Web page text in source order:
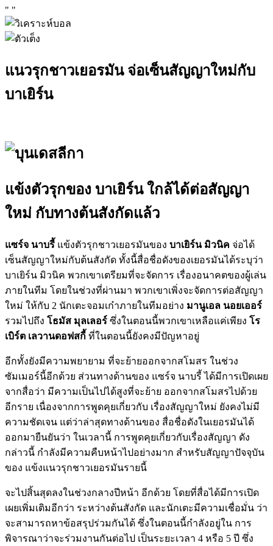
" "
แนวรุกชาวเยอรมัน จ่อเซ็นสัญญาใหม่กับ
บาเยิร์น
แข้งตัวรุกของ บาเยิร์น ใกล้ได้ต่อสัญญา
ใหม่ กับทางต้นสังกัดแล้ว
แซร์จ นาบรี้ แข้งตัวรุกชาวเยอรมันของ บาเยิร์น มิวนิค จ่อได้
เซ็นสัญญาใหม่กับต้นสังกัด ทั้งนี้สื่อชื่อดังของเยอรมันได้ระบุว่า
บาเยิร์น มิวนิค พวกเขาเตรียมที่จะจัดการ เรื่องอนาคตของผู้เล่น
ภายในทีม โดยในช่วงที่ผ่านมา พวกเขาเพิ่งจะจัดการต่อสัญญา
ใหม่ ให้กับ 2 นักเตะจอมเก๋าภายในทีมอย่าง มานูเอล นอยเออร์
รวมไปถึง โธมัส มุลเลอร์ ซึ่งในตอนนี้พวกเขาเหลือแค่เพียง โร
เบิร์ต เลวานดอฟสกี้ ที่ในตอนนี้ยังคงมีปัญหาอยู่
อีกทั้งยังมีความพยายาม ที่จะย้ายออกจากสโมสร ในช่วง
ซัมเมอร์นี้อีกด้วย ส่วนทางด้านของ แซร์จ นาบรี้ ได้มีการเปิดเผย
จากสื่อว่า มีความเป็นไปได้สูงที่จะย้าย ออกจากสโมสรไปด้วย
อีกราย เนื่องจากการพูดคุยเกี่ยวกับ เรื่องสัญญาใหม่ ยังคงไม่มี
ความชัดเจน แต่ว่าล่าสุดทางด้านของ สื่อชื่อดังในเยอรมันได้
ออกมายืนยันว่า ในเวลานี้ การพูดคุยเกี่ยวกับเรื่องสัญญา ดัง
กล่าวนี้ กำลังมีความคืบหน้าไปอย่างมาก สำหรับสัญญาปัจจุบัน
ของ แข้งแนวรุกชาวเยอรมันรายนี้
จะไปสิ้นสุดลงในช่วงกลางปีหน้า อีกด้วย โดยที่สื่อได้มีการเปิด
เผยเพิ่มเติมอีกว่า ระหว่างต้นสังกัด และนักเตะมีความเชื่อมั่น ว่า
จะสามารถหาข้อสรุปร่วมกันได้ ซึ่งในตอนนี้กำลังอยู่ใน การ
พิจารณาว่าจะร่วมงานกันต่อไป เป็นระยะเวลา 4 หรือ 5 ปี ซึ่ง